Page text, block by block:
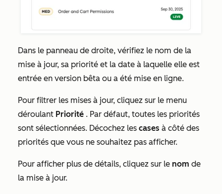
Dans le panneau de droite, vérifiez le nom de la
mise à jour, sa priorité et la date à laquelle elle est
entrée en version bêta ou a été mise en ligne.
Pour filtrer les mises à jour, cliquez sur le menu
déroulant Priorité . Par défaut, toutes les priorités
sont sélectionnées. Décochez les cases à côté des
priorités que vous ne souhaitez pas afficher.
Pour afficher plus de détails, cliquez sur le nom de
la mise à jour.